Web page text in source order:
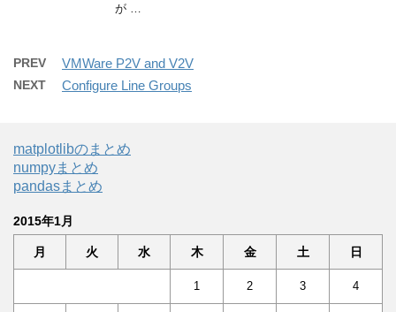
が …
PREV VMWare P2V and V2V
NEXT Configure Line Groups
matplotlibのまとめ
numpyまとめ
pandasまとめ
2015年1月
月 火 水 木 金 土 日
1 2 3 4